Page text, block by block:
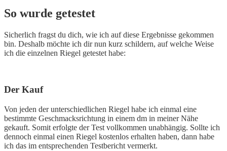
So wurde getestet
Sicherlich fragst du dich, wie ich auf diese Ergebnisse gekommen
bin. Deshalb möchte ich dir nun kurz schildern, auf welche Weise
ich die einzelnen Riegel getestet habe:
Der Kauf
Von jeden der unterschiedlichen Riegel habe ich einmal eine
bestimmte Geschmacksrichtung in einem dm in meiner Nähe
gekauft. Somit erfolgte der Test vollkommen unabhängig. Sollte ich
dennoch einmal einen Riegel kostenlos erhalten haben, dann habe
ich das im entsprechenden Testbericht vermerkt.